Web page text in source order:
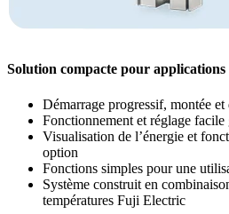
Solution compacte pour
Démarrage progressif, montée et
Fonctionnement et réglage facile
Visualisation de l’énergie et
option
Fonctions simples pour une
Système construit en
températures Fuji Electric